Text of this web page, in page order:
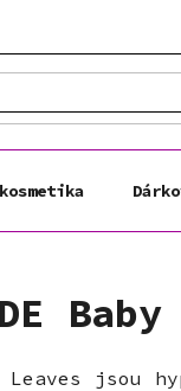
Leaves jsou